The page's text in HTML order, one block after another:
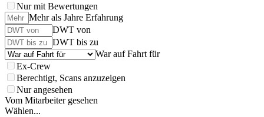
Nur mit Bewertungen
Mehr als Jahre Erfahrung
DWT von
DWT bis zu
War auf Fahrt für
Ex-Crew
Berechtigt, Scans anzuzeigen
Nur angesehen
Vom Mitarbeiter gesehen
Wählen...